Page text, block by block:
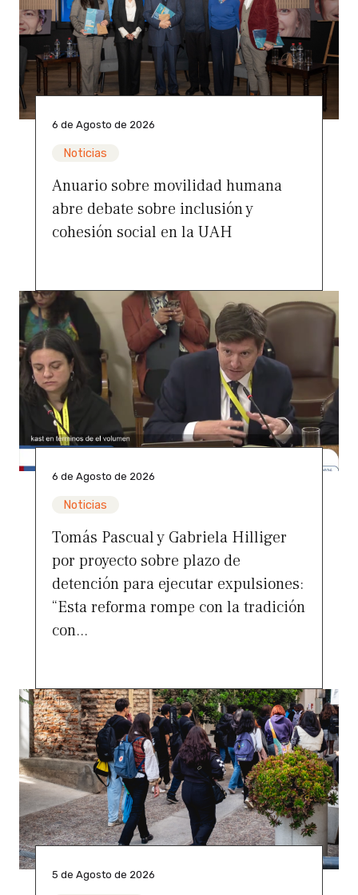
6 de Agosto de 2026
Noticias
Anuario sobre movilidad humana
abre debate sobre inclusión y
cohesión social en la UAH
6 de Agosto de 2026
Noticias
Tomás Pascual y Gabriela Hilliger
por proyecto sobre plazo de
detención para ejecutar expulsiones:
“Esta reforma rompe con la tradición
con...
5 de Agosto de 2026